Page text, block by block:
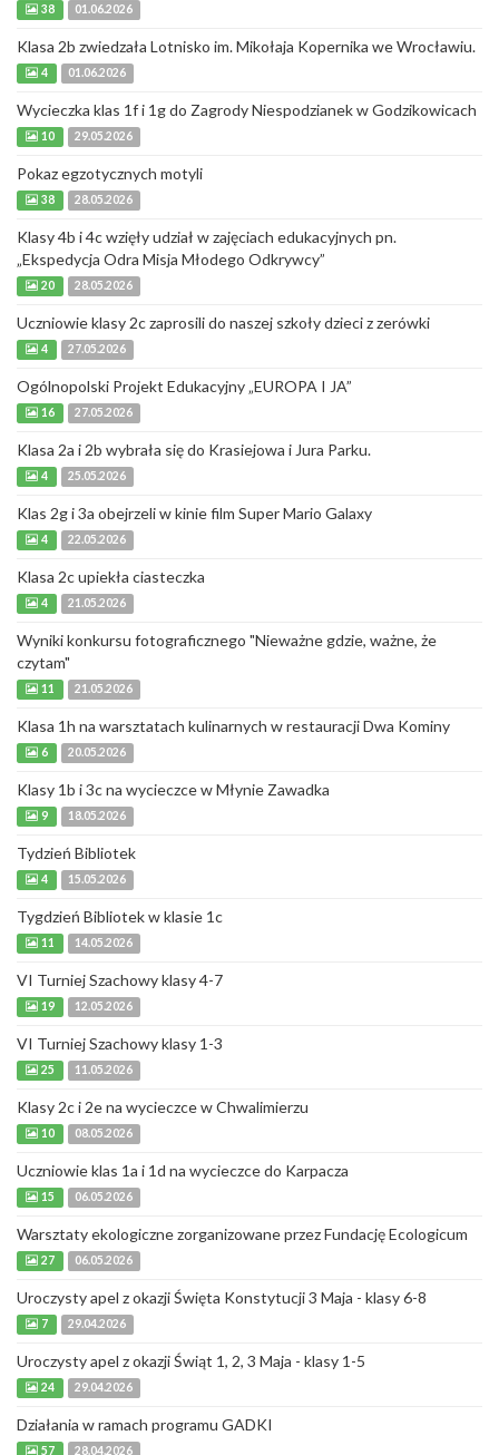
38 01.06.2026
Klasa 2b zwiedzała Lotnisko im. Mikołaja Kopernika we Wrocławiu.
4 01.06.2026
Wycieczka klas 1f i 1g do Zagrody Niespodzianek w Godzikowicach
10 29.05.2026
Pokaz egzotycznych motyli
38 28.05.2026
Klasy 4b i 4c wzięły udział w zajęciach edukacyjnych pn.
„Ekspedycja Odra Misja Młodego Odkrywcy”
20 28.05.2026
Uczniowie klasy 2c zaprosili do naszej szkoły dzieci z zerówki
4 27.05.2026
Ogólnopolski Projekt Edukacyjny „EUROPA I JA”
16 27.05.2026
Klasa 2a i 2b wybrała się do Krasiejowa i Jura Parku.
4 25.05.2026
Klas 2g i 3a obejrzeli w kinie film Super Mario Galaxy
4 22.05.2026
Klasa 2c upiekła ciasteczka
4 21.05.2026
Wyniki konkursu fotograficznego "Nieważne gdzie, ważne, że
czytam"
11 21.05.2026
Klasa 1h na warsztatach kulinarnych w restauracji Dwa Kominy
6 20.05.2026
Klasy 1b i 3c na wycieczce w Młynie Zawadka
9 18.05.2026
Tydzień Bibliotek
4 15.05.2026
Tygdzień Bibliotek w klasie 1c
11 14.05.2026
VI Turniej Szachowy klasy 4-7
19 12.05.2026
VI Turniej Szachowy klasy 1-3
25 11.05.2026
Klasy 2c i 2e na wycieczce w Chwalimierzu
10 08.05.2026
Uczniowie klas 1a i 1d na wycieczce do Karpacza
15 06.05.2026
Warsztaty ekologiczne zorganizowane przez Fundację Ecologicum
27 06.05.2026
Uroczysty apel z okazji Święta Konstytucji 3 Maja - klasy 6-8
7 29.04.2026
Uroczysty apel z okazji Świąt 1, 2, 3 Maja - klasy 1-5
24 29.04.2026
Działania w ramach programu GADKI
57 28.04.2026